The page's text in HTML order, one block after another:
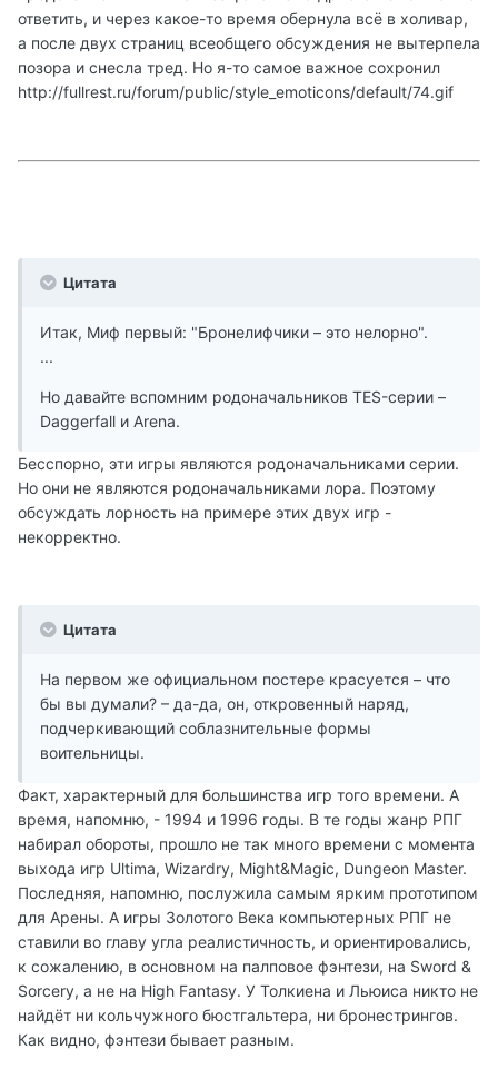
ответить, и через какое-то время обернула всё в холивар,
а после двух страниц всеобщего обсуждения не вытерпела
позора и снесла тред. Но я-то самое важное сохронил
http://fullrest.ru/forum/public/style_emoticons/default/74.gif
Цитата
Итак, Миф первый: "Бронелифчики – это нелорно".
...
Но давайте вспомним родоначальников TES-серии –
Daggerfall и Arena.
Бесспорно, эти игры являются родоначальниками серии.
Но они не являются родоначальниками лора. Поэтому
обсуждать лорность на примере этих двух игр -
некорректно.
Цитата
На первом же официальном постере красуется – что
бы вы думали? – да-да, он, откровенный наряд,
подчеркивающий соблазнительные формы
воительницы.
Факт, характерный для большинства игр того времени. А
время, напомню, - 1994 и 1996 годы. В те годы жанр РПГ
набирал обороты, прошло не так много времени с момента
выхода игр Ultima, Wizardry, Might&Magic, Dungeon Master.
Последняя, напомню, послужила самым ярким прототипом
для Арены. А игры Золотого Века компьютерных РПГ не
ставили во главу угла реалистичность, и ориентировались,
к сожалению, в основном на палповое фэнтези, на Sword &
Sorcery, а не на High Fantasy. У Толкиена и Льюиса никто не
найдёт ни кольчужного бюстгальтера, ни бронестрингов.
Как видно, фэнтези бывает разным.